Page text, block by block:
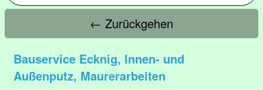
← Zurückgehen
Bauservice Ecknig, Innen- und
Außenputz, Maurerarbeiten